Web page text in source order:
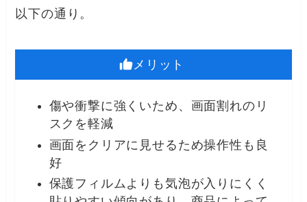
以下の通り。
メリット
傷や衝撃に強くいため、画面割れのリ
スクを軽減
画面をクリアに見せるため操作性も良
好
保護フィルムよりも気泡が入りにくく